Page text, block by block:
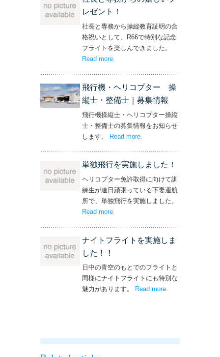
レゼント！
社長と専務から操縦教育証明の合
格祝いとして、R66で特別な記念
フライトを楽しんできました。
Read more– ‘社長と専務からの嬉しいプレゼン
.
飛行機・ヘリコプター 操
縦士・整備士｜募集情報
飛行機操縦士・ヘリコプター操縦
士・整備士の募集情報をお知らせ
します。 Read more
単独飛行を実施しました！
ヘリコプター免許取得に向けて訓
練生が連日頑張っている下妻運航
所で、単独飛行を実施しました。
Read more
ナイトフライトを実施しま
した！！
日中の青空のもとでのフライトと
同様にナイトフライトにも特別な
魅力があります。
Read more– ‘ナイトフライト
.